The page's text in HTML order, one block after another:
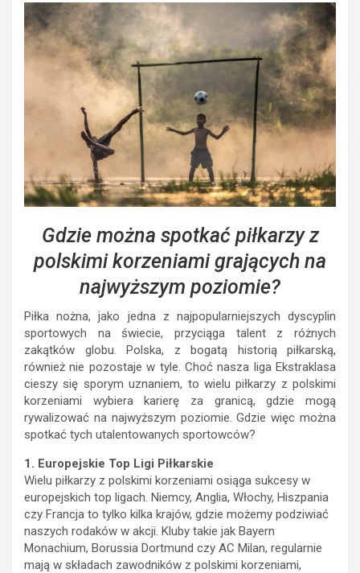
Gdzie można spotkać piłkarzy z
polskimi korzeniami grających na
najwyższym poziomie?
Piłka nożna, jako jedna z najpopularniejszych dyscyplin
sportowych na świecie, przyciąga talent z różnych
zakątków globu. Polska, z bogatą historią piłkarską,
również nie pozostaje w tyle. Choć nasza liga Ekstraklasa
cieszy się sporym uznaniem, to wielu piłkarzy z polskimi
korzeniami wybiera karierę za granicą, gdzie mogą
rywalizować na najwyższym poziomie. Gdzie więc można
spotkać tych utalentowanych sportowców?
1. Europejskie Top Ligi Piłkarskie
Wielu piłkarzy z polskimi korzeniami osiąga sukcesy w
europejskich top ligach. Niemcy, Anglia, Włochy, Hiszpania
czy Francja to tylko kilka krajów, gdzie możemy podziwiać
naszych rodaków w akcji. Kluby takie jak Bayern
Monachium, Borussia Dortmund czy AC Milan, regularnie
mają w składach zawodników z polskimi korzeniami,